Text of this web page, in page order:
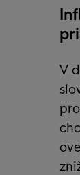
V